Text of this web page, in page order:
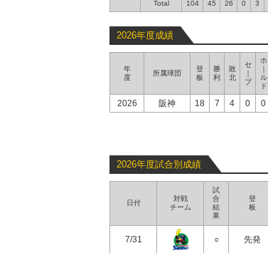
Total 104 45 26 0 3
2026年度成績
年
度
所属球団
登
板
勝
利
敗
北
セ
｜
ブ
ホ
｜
ル
ド
2026 阪神 18 7 4 0 0
2026年度試合別成績
日付
対戦
チーム
試
合
結
果
登
板
7/31 ○ 先発